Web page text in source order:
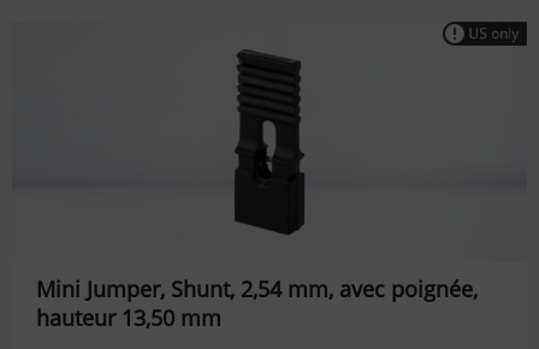
Mini Jumper, Shunt, 2,54 mm, avec poignée,
hauteur 13,50 mm